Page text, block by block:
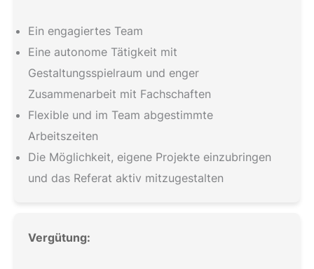
Ein engagiertes Team
Eine autonome Tätigkeit mit
Gestaltungsspielraum und enger
Zusammenarbeit mit Fachschaften
Flexible und im Team abgestimmte
Arbeitszeiten
Die Möglichkeit, eigene Projekte einzubringen
und das Referat aktiv mitzugestalten
Vergütung: